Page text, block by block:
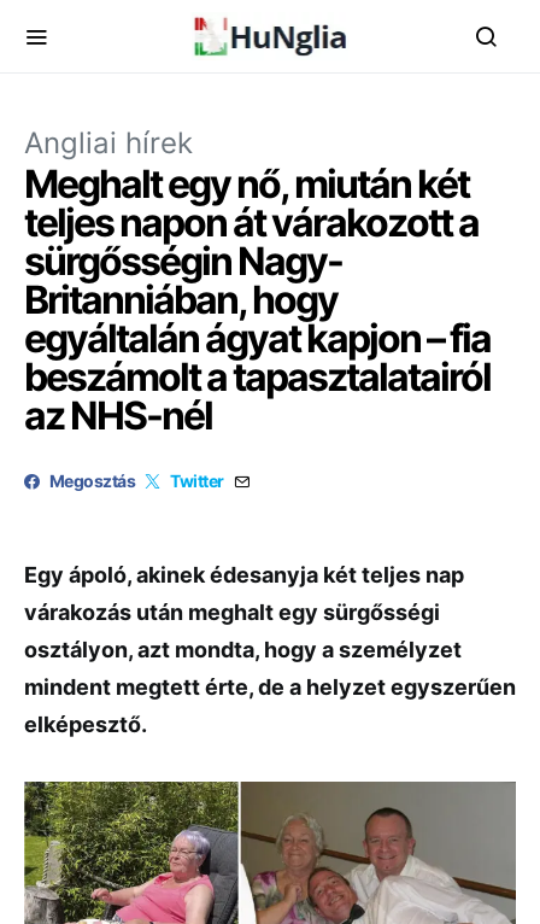
Angliai hírek
Meghalt egy nő, miután két
teljes napon át várakozott a
sürgősségin Nagy-
Britanniában, hogy
egyáltalán ágyat kapjon – fia
beszámolt a tapasztalatairól
az NHS-nél
Megosztás Twitter
Egy ápoló, akinek édesanyja két teljes nap
várakozás után meghalt egy sürgősségi
osztályon, azt mondta, hogy a személyzet
mindent megtett érte, de a helyzet egyszerűen
elképesztő.